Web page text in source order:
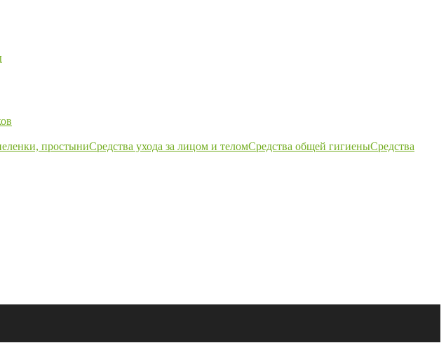
простыниСредства ухода за лицом и теломСредства общей гигиеныСредства